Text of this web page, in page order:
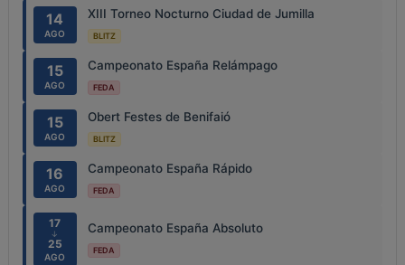
14
AGO
XIII Torneo Nocturno Ciudad de Jumilla
BLITZ
15
AGO
Campeonato España Relámpago
FEDA
15
AGO
Obert Festes de Benifaió
BLITZ
16
AGO
Campeonato España Rápido
FEDA
17
↓
25
AGO
Campeonato España Absoluto
FEDA